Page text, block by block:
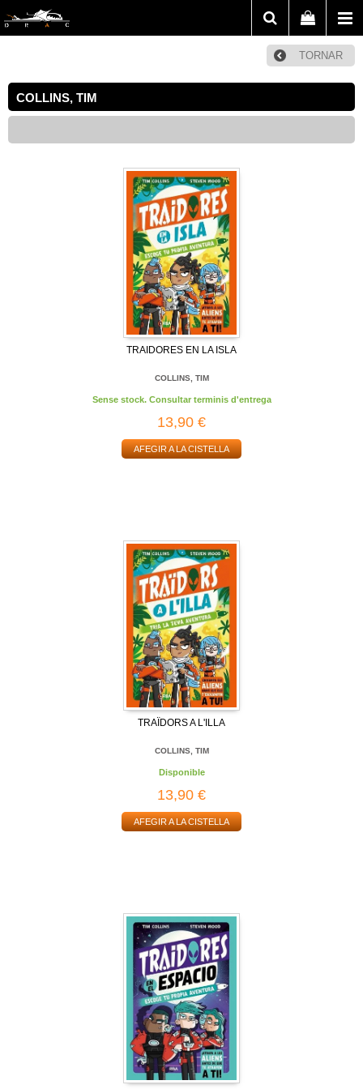
TORNAR
COLLINS, TIM
TRAIDORES EN LA ISLA
COLLINS, TIM
Sense stock. Consultar terminis d'entrega
13,90 €
AFEGIR A LA CISTELLA
TRAÏDORS A L'ILLA
COLLINS, TIM
Disponible
13,90 €
AFEGIR A LA CISTELLA